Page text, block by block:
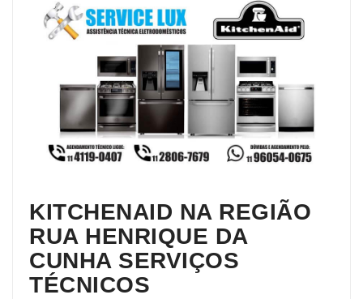
KITCHENAID NA REGIÃO
RUA HENRIQUE DA
CUNHA SERVIÇOS
TÉCNICOS